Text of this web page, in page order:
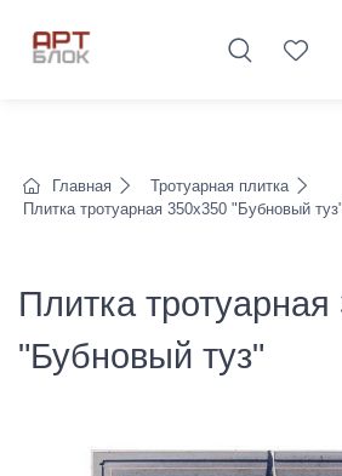
Главная
Тротуарная плитка
Плитка тротуарная 350х350 "Бубновый туз"
Плитка тротуарная
"Бубновый туз"